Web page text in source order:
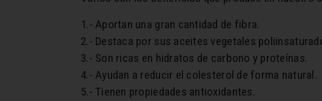
1.- Aportan una gran cantidad de fibra.
2.- Destaca por sus aceites vegetales
3.- Son ricas en hidratos de carbono y proteínas.
4.- Ayudan a reducir el colesterol de forma natural.
5.- Tienen propiedades antioxidantes.